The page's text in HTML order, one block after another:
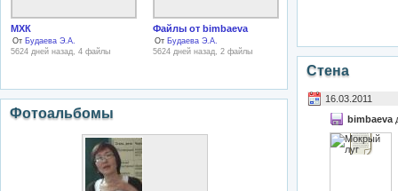
МХК
От Будаева Э.А.
5624 дней назад, 4 файлы
Файлы от bimbaeva
От Будаева Э.А.
5624 дней назад, 2 файлы
Фотоальбомы
Стена
16.03.2011
bimbaeva